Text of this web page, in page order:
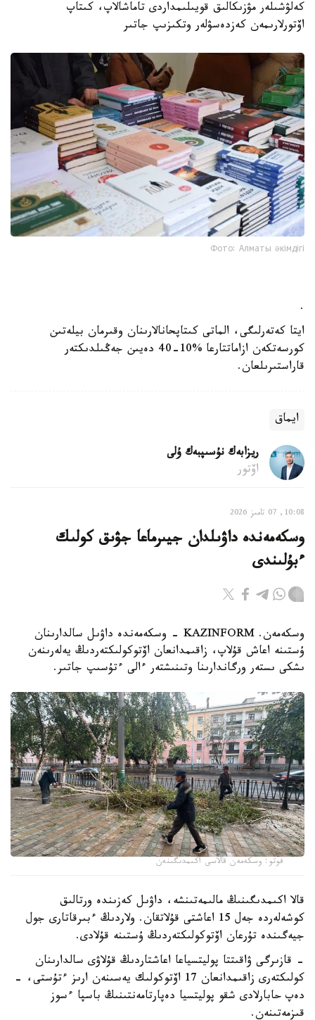
كەلۋشىلەر مۋزىكالىق قويىلىمداردى تاماشالاپ، كىتاپ
اۆتورلارىمەن كەزدەسۋلەر وتكىزىپ جاتىر
Фото: Алматы әкімдігі
.
ايتا كەتەرلىگى، الماتى كىتاپحانالارىنان وقىرمان بيلەتىن
كورسەتكەن ازاماتتارعا %10-40 دەيىن جەڭىلدىكتەر
قاراستىرىلعان.
ايماق
ريزابەك نۇسىپبەك ۇلى
اۆتور
10:08, 07 تامىز 2026
وسكەمەندە داۋىلدان جيىرماعا جۋىق كولىك
ءبۇلىندى
وسكەمەن. KAZINFORM - وسكەمەندە داۋىل سالدارىنان
ۇستىنە اعاش قۇلاپ، زاقىمدانعان اۆتوكولىكتەردىڭ يەلەرىنەن
ىشكى ىستەر ورگاندارىنا وتىنىشتەر ءالى ءتۇسىپ جاتىر.
فوتو: وسكەمەن قالاسى اكىمدىگىنەن
قالا اكىمدىگىنىڭ مالىمەتىنشە، داۋىل كەزىندە ورتالىق
كوشەلەردە جەل 15 اعاشتى قۇلاتقان. ولاردىڭ ءبىرقاتارى جول
جيەگىندە تۇرعان اۆتوكولىكتەردىڭ ۇستىنە قۇلادى.
- قازىرگى ۋاقىتتا پوليتسياعا اعاشتاردىڭ قۇلاۋى سالدارىنان
كولىكتەرى زاقىمدانعان 17 اۆتوكولىك يەسىنەن ارىز ءتۇستى، -
دەپ حابارلادى شقو پوليتسيا دەپارتامەنتىنىڭ باسپا ءسوز
قىزمەتىنەن.